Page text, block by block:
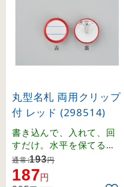
丸型名札 両用クリップ
付 レッド (298514)
書き込んで、入れて、回
すだけ。水平を保てるガ
イドライン入り中紙付。
通常:193円
187円